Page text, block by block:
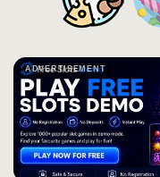
ADVERTISEMENT